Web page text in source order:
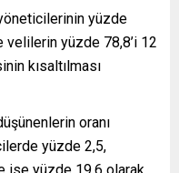
yüzde
velilerin yüzde 78,8’i 12
kısaltılması
oranı
yüzde 2,5,
ise yüzde 19,6 olarak